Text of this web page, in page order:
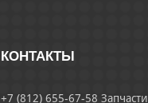
КОНТАКТЫ
+7 (812) 655-67-58 Запчасти